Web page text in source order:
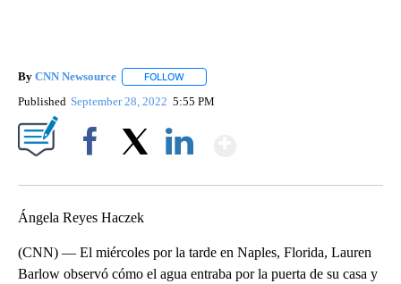
By CNN Newsource FOLLOW
Published September 28, 2022 5:55 PM
Ángela Reyes Haczek
(CNN) — El miércoles por la tarde en Naples, Florida, Lauren
Barlow observó cómo el agua entraba por la puerta de su casa y